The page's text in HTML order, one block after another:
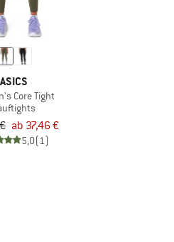
ASICS
Core Tight
ab 37,46 €
5,0(1)